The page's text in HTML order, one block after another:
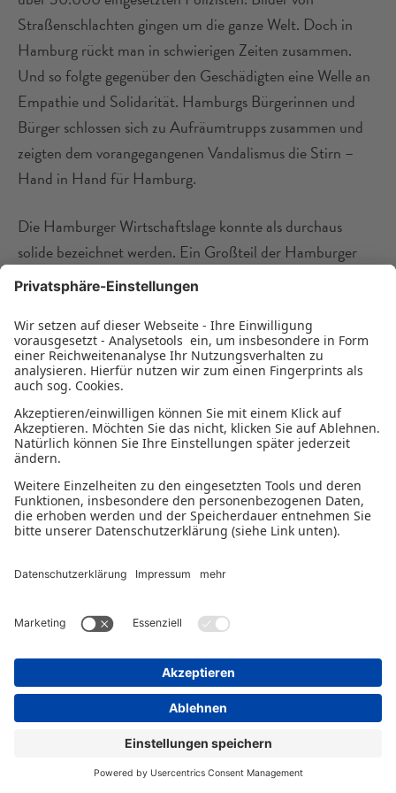
Straßenschlachten gingen um die ganze Welt. Doch in
Hamburg rückt man in schwierigen Zeiten zusammen.
Und so folgte gegenüber den Geschädigten eine Welle an
Empathie und Solidarität. Hamburgs Bürgerinnen und
Bürger schlossen sich zu Aufräumtrupps zusammen und
zeigten dem vorangegangenen Vandalismus die Stirn –
Hand in Hand für Hamburg.
Die Hamburger Wirtschaftslage konnte als durchaus
solide bezeichnet werden. Ein Großteil der Hamburger
Unternehmen verfügte über eine gute
Eigenkapitalausstattung und ausreichende Liquidität. Die
Gründerszene verdichtete sich und nahm schließlich
Berlin den ersten Rang ab. So hielten sich die BG Zahlen
für Gründungsfinanzierung weiterhin auf Rekordniveau:
mit zehn Prozent mehr Finanzierungsvolumen als im
Vorjahr übernahm die BG für knapp 300 Hamburger
Existenzgründungen Ausfallbürgschaften in Höhe von 55
Mio. Euro Kreditvolumen. Auch insgesamt war das
Ergebnis der BG für 2017 erfreulich: 419 geförderte
Unternehmen, mit knapp 100 Mio. Euro Kreditvolumen
werden, 4.800 Hamburger Arbeitsplätze wurden
geschaffen und gesichert. Unser Ergebnis stimmt positiv!
2018
Themen wie Nachfolgeregelung und Existenzgründung
verlieren auch 2018 nicht an Bedeutung. Die BG reagiert
und erweitert ihr Programmportfolio um ein weiteres